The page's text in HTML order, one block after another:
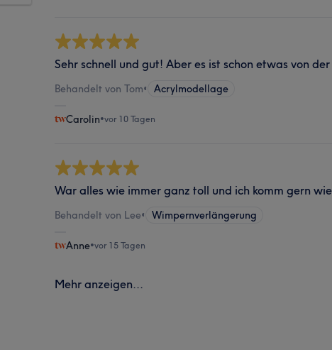
Sehr schnell und gut! Aber es ist schon etwas von
Behandelt von Tom• Acrylmodellage
Carolin•vor 10 Tagen
War alles wie immer ganz toll und ich komm gern
Behandelt von Lee• Wimpernverlängerung
Anne•vor 15 Tagen
Mehr anzeigen...